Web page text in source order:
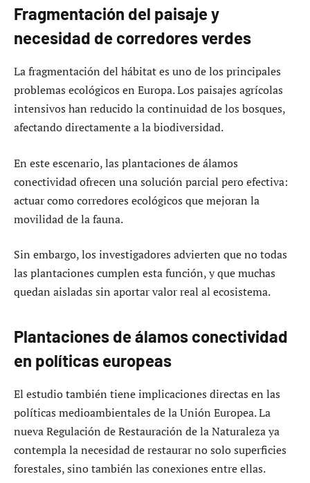
Fragmentación del paisaje y
necesidad de corredores verdes
La fragmentación del hábitat es uno de los principales
problemas ecológicos en Europa. Los paisajes agrícolas
intensivos han reducido la continuidad de los bosques,
afectando directamente a la biodiversidad.
En este escenario, las plantaciones de álamos
conectividad ofrecen una solución parcial pero efectiva:
actuar como corredores ecológicos que mejoran la
movilidad de la fauna.
Sin embargo, los investigadores advierten que no todas
las plantaciones cumplen esta función, y que muchas
quedan aisladas sin aportar valor real al ecosistema.
Plantaciones de álamos conectividad
en políticas europeas
El estudio también tiene implicaciones directas en las
políticas medioambientales de la Unión Europea. La
nueva Regulación de Restauración de la Naturaleza ya
contempla la necesidad de restaurar no solo superficies
forestales, sino también las conexiones entre ellas.